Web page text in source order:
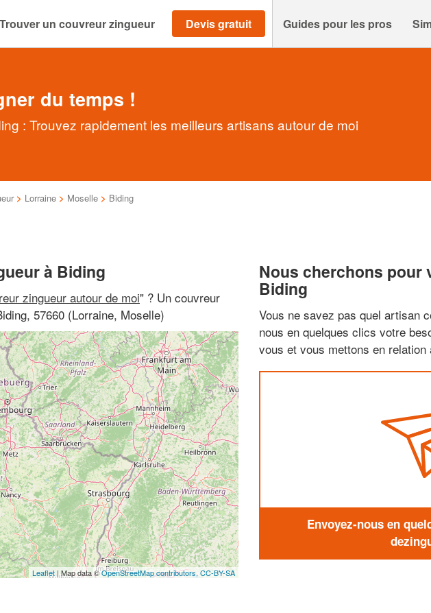
Trouver un couvreur zingueur Devis gratuit Guides pour les pros
du temps !
: Trouvez rapidement les meilleurs artisans autour de moi
> Lorraine > Moselle > Biding
à Biding
zingueur autour de moi" ? Un couvreur
57660 (Lorraine, Moselle)
Leaflet | Map data ©OpenStreetMap contributors,CC-BY-SA
Nous cherchons pour
Biding
Vous ne savez pas quel artisan
nous en quelques clics votre
vous et vous mettons en relation
Envoyez-nous en